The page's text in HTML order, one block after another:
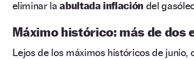
eliminar laabultada inflación del
Máximo histórico: más de dos
Lejos de los máximos históricos de